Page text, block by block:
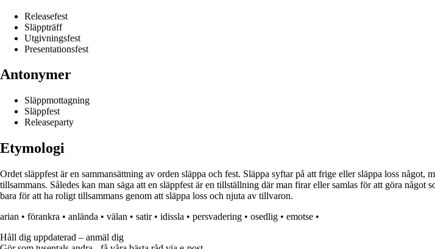
Releasefest
Släppträff
Utgivningsfest
Presentationsfest
Antonymer
Släppmottagning
Släppfest
Releaseparty
Etymologi
Ordet släppfest är en sammansättning av orden släppa och fest. Släppa syftar på att frige eller släppa loss
tillsammans. Således kan man säga att en släppfest är en tillställning där man firar eller samlas för att göra
bara för att ha roligt tillsammans genom att släppa loss och njuta av tillvaron.
arian • förankra • anlända • välan • satir• idissla • persvadering • osedlig • emotse •
Håll dig uppdaterad – anmäl dig